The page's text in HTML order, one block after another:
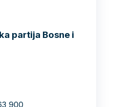
partija Bosne i
900